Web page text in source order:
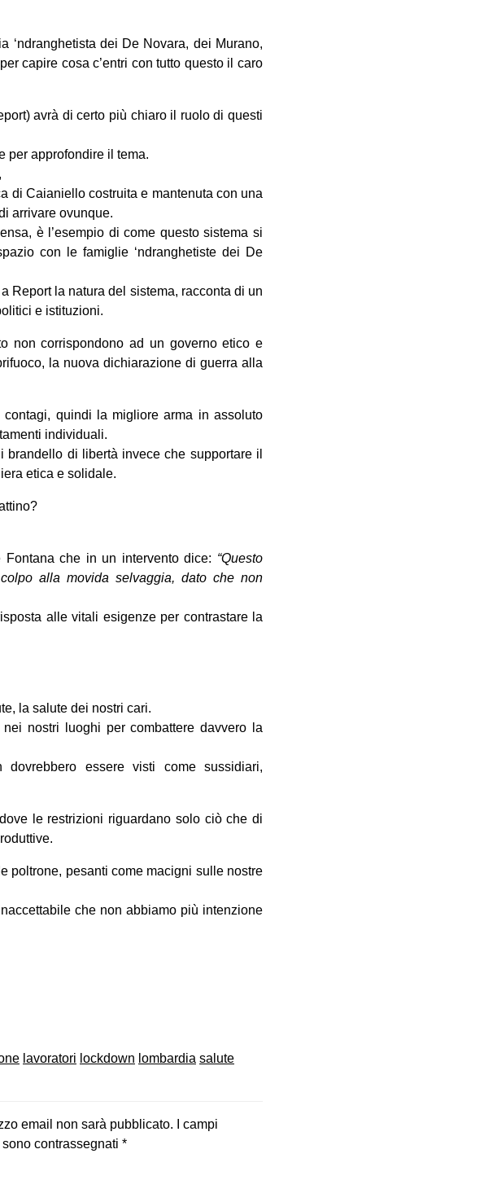
‘ndranghetista dei De Novara, dei Murano,
capire cosa c’entri con tutto questo il caro
avrà di certo più chiaro il ruolo di questi
per approfondire il tema.
di Caianiello costruita e mantenuta con una
arrivare ovunque.
è l’esempio di come questo sistema si
con le famiglie ‘ndranghetiste dei De
Report la natura del sistema, racconta di un
e istituzioni.
non corrispondono ad un governo etico e
la nuova dichiarazione di guerra alla
quindi la migliore arma in assoluto
individuali.
di libertà invece che supportare il
etica e solidale.
che in un intervento dice: “Questo
alla movida selvaggia, dato che non
alle vitali esigenze per contrastare la
la salute dei nostri cari.
nostri luoghi per combattere davvero la
essere visti come sussidiari,
le restrizioni riguardano solo ciò che di
poltrone, pesanti come macigni sulle nostre
che non abbiamo più intenzione
lavoratori lockdown lombardia salute
email non sarà pubblicato.
I campi
contrassegnati *